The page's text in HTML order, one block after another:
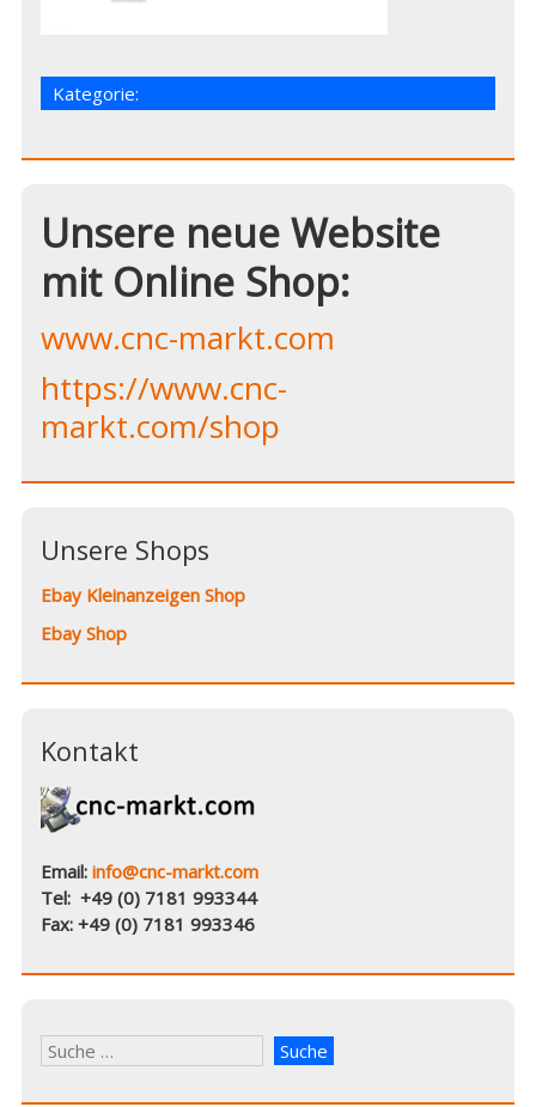
Kategorie:
Unsere neue Website
mit Online Shop:
www.cnc-markt.com
https://www.cnc-
markt.com/shop
Unsere Shops
Ebay Kleinanzeigen Shop
Ebay Shop
Kontakt
Email:info@cnc-markt.com
Tel: +49 (0) 7181 993344
Fax: +49 (0) 7181 993346